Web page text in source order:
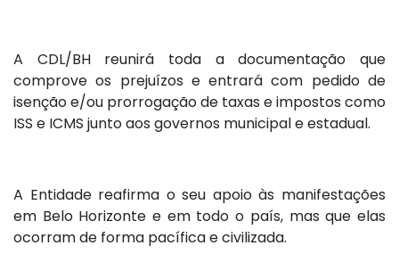
A CDL/BH reunirá toda a documentação que
comprove os prejuízos e entrará com pedido de
isenção e/ou prorrogação de taxas e impostos como
ISS e ICMS junto aos governos municipal e estadual.
A Entidade reafirma o seu apoio às manifestações
em Belo Horizonte e em todo o país, mas que elas
ocorram de forma pacífica e civilizada.